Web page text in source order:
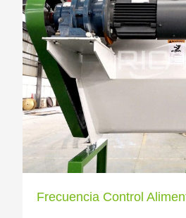
Frecuencia Control